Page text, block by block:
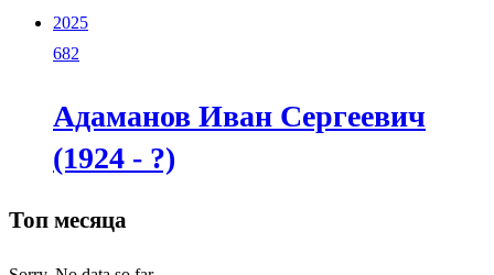
2025
682
Адаманов Иван Сергеевич
(1924 - ?)
Топ месяца